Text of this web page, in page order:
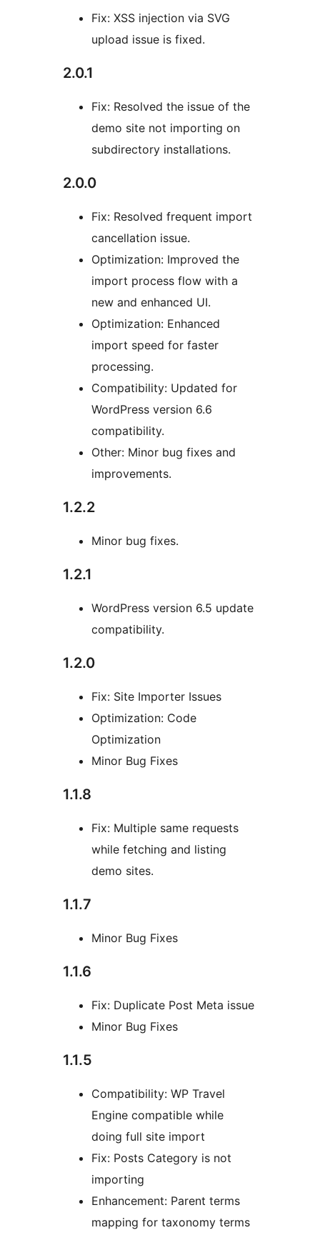
Fix: XSS injection via SVG
upload issue is fixed.
2.0.1
Fix: Resolved the issue of the
demo site not importing on
subdirectory installations.
2.0.0
Fix: Resolved frequent import
cancellation issue.
Optimization: Improved the
import process flow with a
new and enhanced UI.
Optimization: Enhanced
import speed for faster
processing.
Compatibility: Updated for
WordPress version 6.6
compatibility.
Other: Minor bug fixes and
improvements.
1.2.2
Minor bug fixes.
1.2.1
WordPress version 6.5 update
compatibility.
1.2.0
Fix: Site Importer Issues
Optimization: Code
Optimization
Minor Bug Fixes
1.1.8
Fix: Multiple same requests
while fetching and listing
demo sites.
1.1.7
Minor Bug Fixes
1.1.6
Fix: Duplicate Post Meta issue
Minor Bug Fixes
1.1.5
Compatibility: WP Travel
Engine compatible while
doing full site import
Fix: Posts Category is not
importing
Enhancement: Parent terms
mapping for taxonomy terms